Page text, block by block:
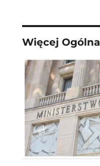
Więcej Ogólna